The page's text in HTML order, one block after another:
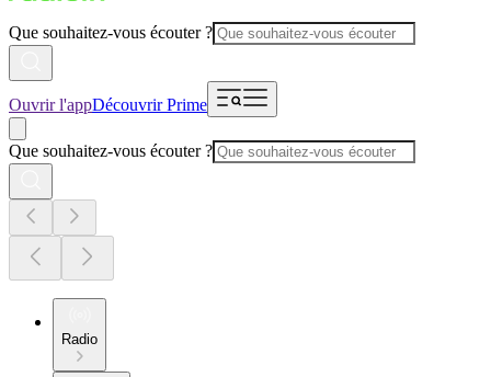
Que souhaitez-vous écouter ?
Ouvrir l'appDécouvrir Prime
Que souhaitez-vous écouter ?
Radio